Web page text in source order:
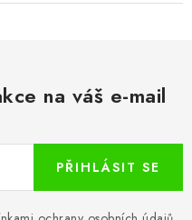
na váš e-mail
PŘIHLÁSIT SE